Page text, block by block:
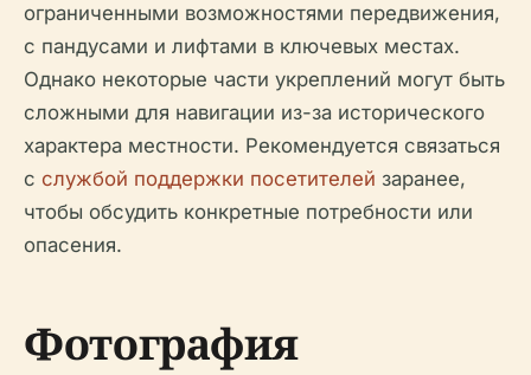
ограниченными возможностями передвижения,
с пандусами и лифтами в ключевых местах.
Однако некоторые части укреплений могут быть
сложными для навигации из-за исторического
характера местности. Рекомендуется связаться
с службой поддержки посетителей заранее,
чтобы обсудить конкретные потребности или
опасения.
Фотография